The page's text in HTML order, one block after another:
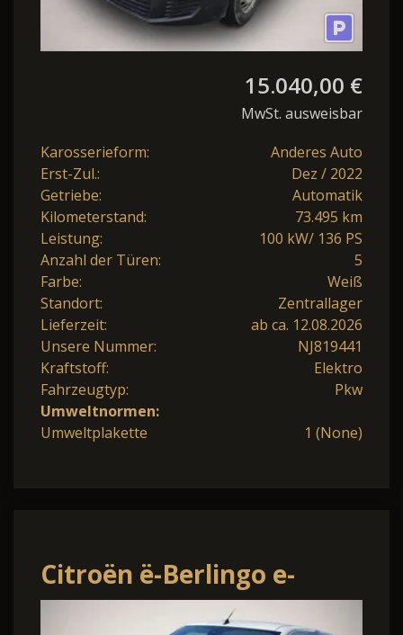
15.040,00 €
MwSt. ausweisbar
Karosserieform:
Anderes Auto
Erst-Zul.:
Dez / 2022
Getriebe:
Automatik
Kilometerstand:
73.495 km
Leistung:
100 kW/ 136 PS
Anzahl der Türen:
5
Farbe:
Weiß
Standort:
Zentrallager
Lieferzeit:
ab ca. 12.08.2026
Unsere Nummer:
NJ819441
Kraftstoff:
Elektro
Fahrzeugtyp:
Pkw
Umweltnormen:
Umweltplakette
1 (None)
Citroën ë-Berlingo e-
Berlingo Kasten L1 11kw